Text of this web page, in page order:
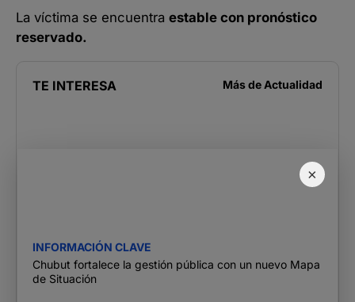
×
La víctima se encuentra estable con pronóstico
reservado.
TE INTERESA Más de Actualidad
INFORMACIÓN CLAVE
Chubut fortalece la gestión pública con un nuevo Mapa
de Situación